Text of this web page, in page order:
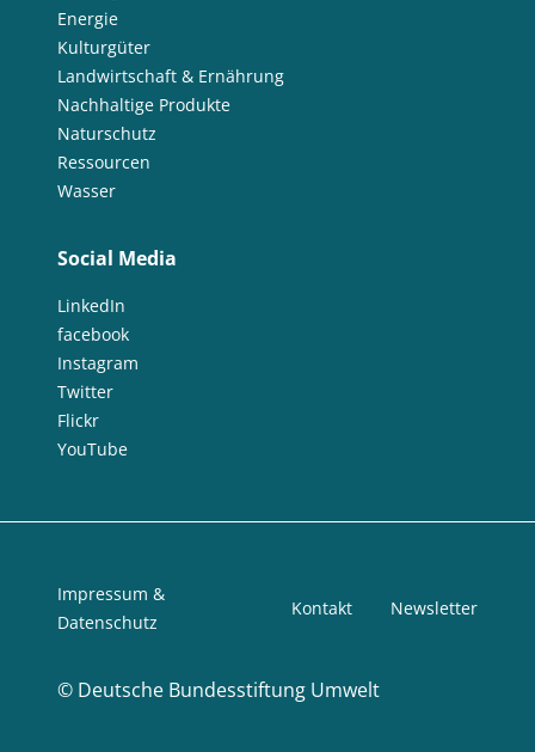
Energie
Kulturgüter
Landwirtschaft & Ernährung
Nachhaltige Produkte
Naturschutz
Ressourcen
Wasser
Social Media
LinkedIn
facebook
Instagram
Twitter
Flickr
YouTube
© Deutsche Bundesstiftung Umwelt
Impressum &
Datenschutz
Kontakt Newsletter